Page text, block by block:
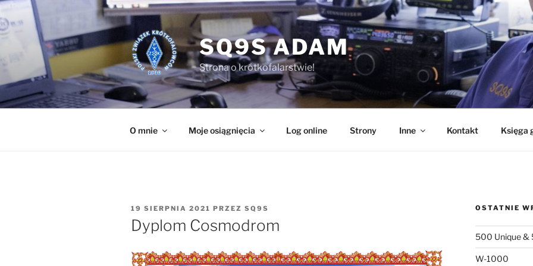
Przejdź
do
treści
SQ9S ADAM
Strona o krótkofalarstwie!
O mnie Moje osiągnięcia Log online Strony Inne Kontakt Księga
OPUBLIKOWANE
W
19 SIERPNIA 2021 PRZEZ SQ9S
Dyplom Cosmodrom
OSTATNIE
500 Unique &
W-1000